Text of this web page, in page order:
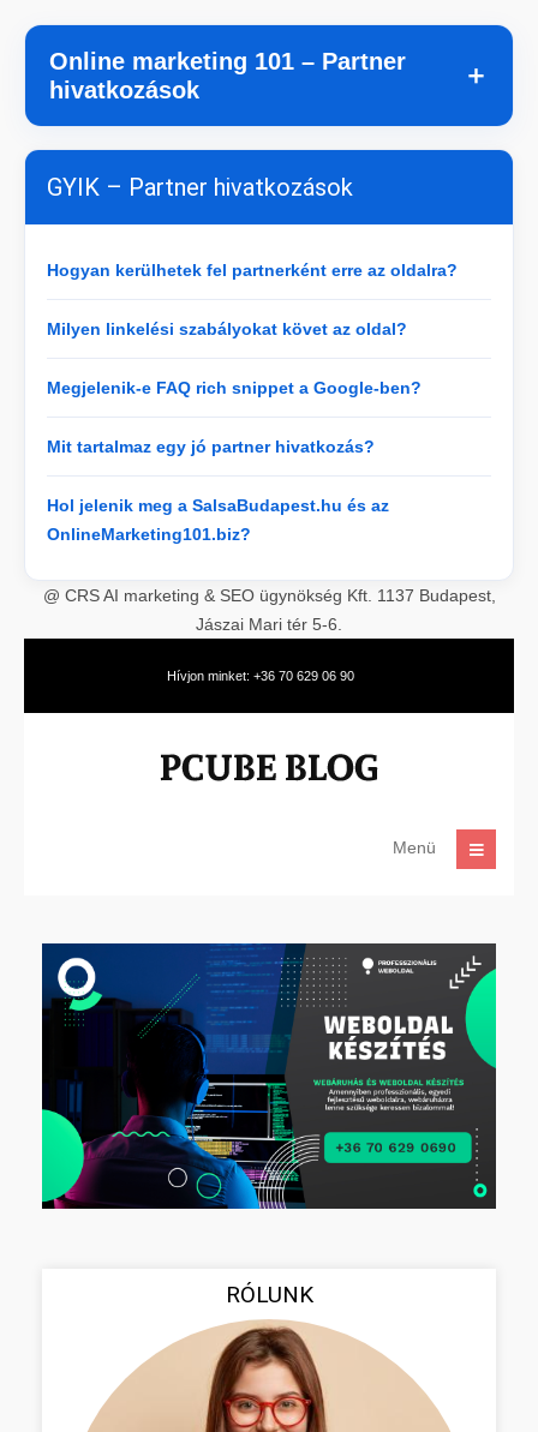
Online marketing 101 – Partner
hivatkozások
＋
GYIK – Partner hivatkozások
Hogyan kerülhetek fel partnerként erre az oldalra?
Milyen linkelési szabályokat követ az oldal?
Megjelenik-e FAQ rich snippet a Google-ben?
Mit tartalmaz egy jó partner hivatkozás?
Hol jelenik meg a SalsaBudapest.hu és az
OnlineMarketing101.biz?
@ CRS AI marketing & SEO ügynökség Kft. 1137 Budapest,
Jászai Mari tér 5-6.
Hívjon minket: +36 70 629 06 90
Menü
RÓLUNK